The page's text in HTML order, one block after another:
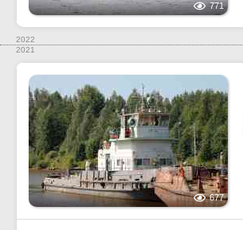
771
2022
2021
677